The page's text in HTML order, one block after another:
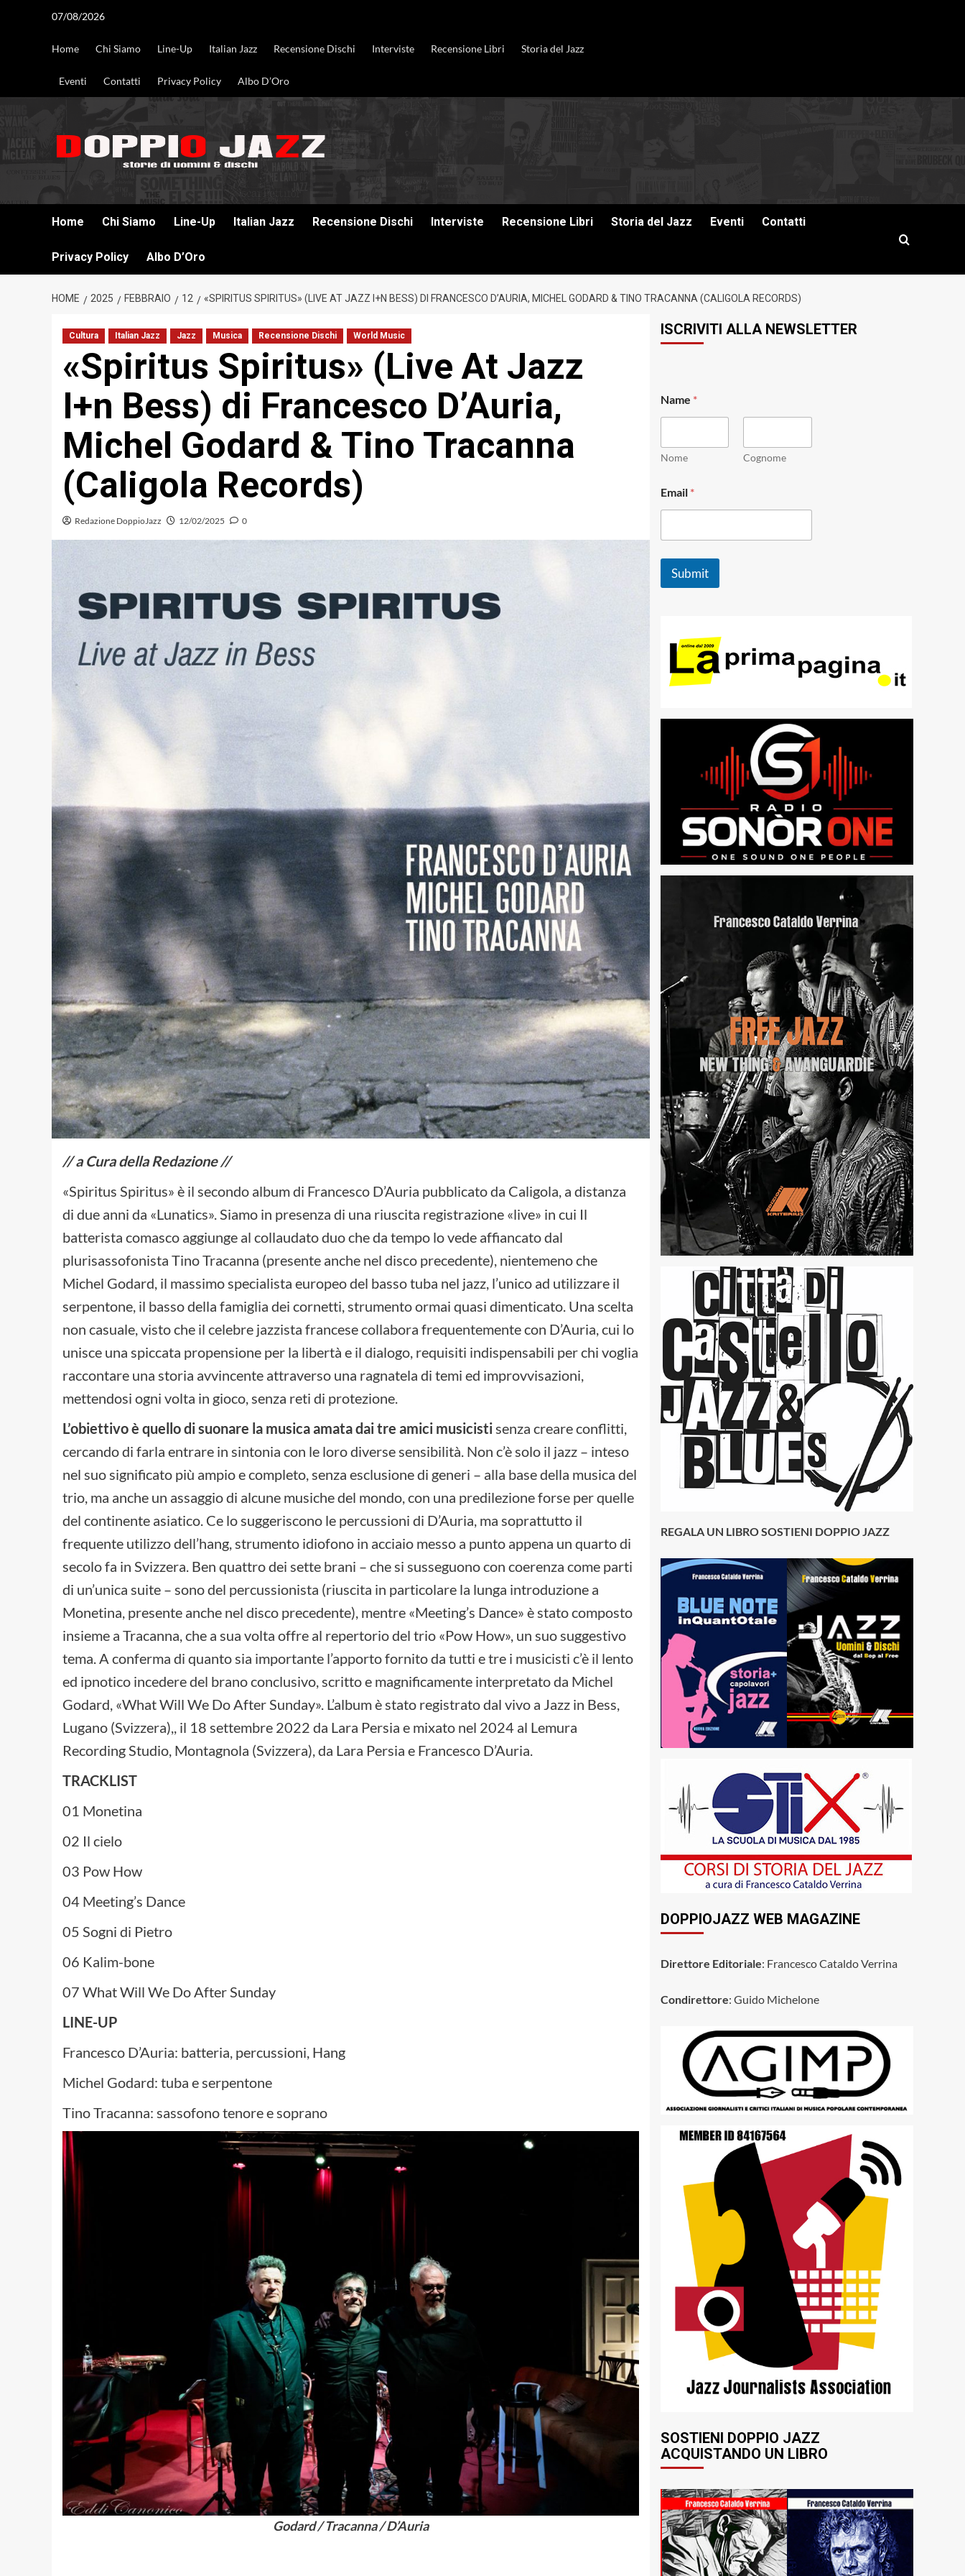
07/08/2026
Home Chi Siamo Line-Up Italian Jazz Recensione Dischi Interviste Recensione Libri Storia del Jazz
Eventi Contatti Privacy Policy Albo D’Oro
Home Chi Siamo Line-Up Italian Jazz Recensione Dischi Interviste Recensione Libri Storia del Jazz Eventi Contatti
Privacy Policy Albo D’Oro
HOME 2025 FEBBRAIO 12 «SPIRITUS SPIRITUS» (LIVE AT JAZZ I+N BESS) DI FRANCESCO D’AURIA, MICHEL GODARD & TINO TRACANNA (CALIGOLA RECORDS)
Cultura Italian Jazz Jazz Musica Recensione Dischi World Music
«Spiritus Spiritus» (Live At Jazz
I+n Bess) di Francesco D’Auria,
Michel Godard & Tino Tracanna
(Caligola Records)
Redazione DoppioJazz 12/02/2025 0
// a Cura della Redazione //
«Spiritus Spiritus» è il secondo album di Francesco D’Auria pubblicato da Caligola, a distanza
di due anni da «Lunatics». Siamo in presenza di una riuscita registrazione «live» in cui Il
batterista comasco aggiunge al collaudato duo che da tempo lo vede affiancato dal
plurisassofonista Tino Tracanna (presente anche nel disco precedente), nientemeno che
Michel Godard, il massimo specialista europeo del basso tuba nel jazz, l’unico ad utilizzare il
serpentone, il basso della famiglia dei cornetti, strumento ormai quasi dimenticato. Una scelta
non casuale, visto che il celebre jazzista francese collabora frequentemente con D’Auria, cui lo
unisce una spiccata propensione per la libertà e il dialogo, requisiti indispensabili per chi voglia
raccontare una storia avvincente attraverso una ragnatela di temi ed improvvisazioni,
mettendosi ogni volta in gioco, senza reti di protezione.
L’obiettivo è quello di suonare la musica amata dai tre amici musicistisenza creare conflitti,
cercando di farla entrare in sintonia con le loro diverse sensibilità. Non c’è solo il jazz – inteso
nel suo significato più ampio e completo, senza esclusione di generi – alla base della musica del
trio, ma anche un assaggio di alcune musiche del mondo, con una predilezione forse per quelle
del continente asiatico. Ce lo suggeriscono le percussioni di D’Auria, ma soprattutto il
frequente utilizzo dell’hang, strumento idiofono in acciaio messo a punto appena un quarto di
secolo fa in Svizzera. Ben quattro dei sette brani – che si susseguono con coerenza come parti
di un’unica suite – sono del percussionista (riuscita in particolare la lunga introduzione a
Monetina, presente anche nel disco precedente), mentre «Meeting’s Dance» è stato composto
insieme a Tracanna, che a sua volta offre al repertorio del trio «Pow How», un suo suggestivo
tema. A conferma di quanto sia importante l’apporto fornito da tutti e tre i musicisti c’è il lento
ed ipnotico incedere del brano conclusivo, scritto e magnificamente interpretato da Michel
Godard, «What Will We Do After Sunday». L’album è stato registrato dal vivo a Jazz in Bess,
Lugano (Svizzera),, il 18 settembre 2022 da Lara Persia e mixato nel 2024 al Lemura
Recording Studio, Montagnola (Svizzera), da Lara Persia e Francesco D’Auria.
TRACKLIST
01 Monetina
02 Il cielo
03 Pow How
04 Meeting’s Dance
05 Sogni di Pietro
06 Kalim-bone
07 What Will We Do After Sunday
LINE-UP
Francesco D’Auria: batteria, percussioni, Hang
Michel Godard: tuba e serpentone
Tino Tracanna: sassofono tenore e soprano
Godard / Tracanna / D’Auria
ISCRIVITI ALLA NEWSLETTER
*
*
Name *
Nome Cognome
Email *
Submit
REGALA UN LIBRO SOSTIENI DOPPIO JAZZ
DOPPIOJAZZ WEB MAGAZINE
Direttore Editoriale: Francesco Cataldo Verrina
Condirettore: Guido Michelone
SOSTIENI DOPPIO JAZZ
ACQUISTANDO UN LIBRO